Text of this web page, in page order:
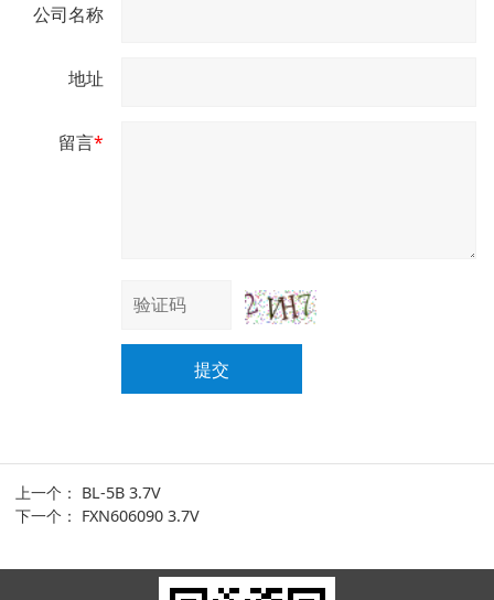
公司名称
地址
留言*
提交
上一个： BL-5B 3.7V
下一个： FXN606090 3.7V